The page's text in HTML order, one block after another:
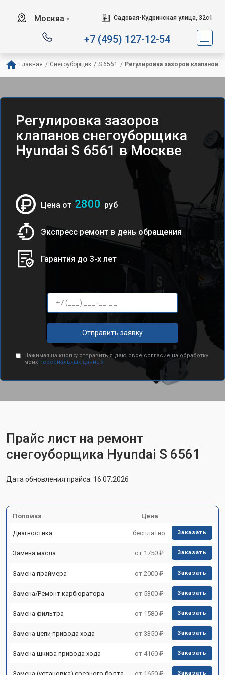
Москва ▼ Садовая-Кудринская улица, 32с1
+7 (495) 127-12-54
Главная / Снегоуборщик / S 6561 / Регулировка зазоров клапанов
Регулировка зазоров
клапанов снегоуборщика
Hyundai S 6561 в Москве
Цена от 2800 руб
Экспресс ремонт в день обращения
Гарантия до 3-х лет
Отправить заявку
Нажимая на кнопку отправить я даю свое согласие на обработку
моих персональных данных.
Прайс лист на ремонт
снегоуборщика Hyundai S 6561
Дата обновления прайса: 16.07.2026
Поломка Цена
Диагностика бесплатно Заказать
Замена масла от 1750 ₽ Заказать
Замена праймера от 2000 ₽ Заказать
Замена/Pемонт карбюратора от 5300 ₽ Заказать
Замена фильтра от 1580 ₽ Заказать
Замена цепи привода хода от 3350 ₽ Заказать
Замена шкива привода хода от 4160 ₽ Заказать
Замена (установка) срезного болта от 1650 ₽ Заказать